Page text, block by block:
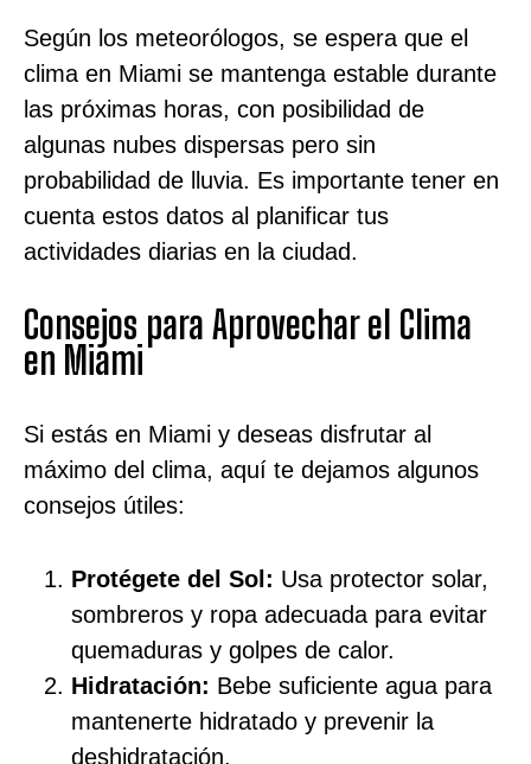
Según los meteorólogos, se espera que el
clima en Miami se mantenga estable durante
las próximas horas, con posibilidad de
algunas nubes dispersas pero sin
probabilidad de lluvia. Es importante tener en
cuenta estos datos al planificar tus
actividades diarias en la ciudad.
Consejos para Aprovechar el Clima
en Miami
Si estás en Miami y deseas disfrutar al
máximo del clima, aquí te dejamos algunos
consejos útiles:
Protégete del Sol: Usa protector solar,
sombreros y ropa adecuada para evitar
quemaduras y golpes de calor.
Hidratación: Bebe suficiente agua para
mantenerte hidratado y prevenir la
deshidratación.